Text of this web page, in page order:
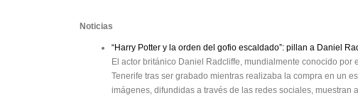
Noticias
“Harry Potter y la orden del gofio escaldado”: pillan a Daniel
El actor británico Daniel Radcliffe, mundialmente conocido
Tenerife tras ser grabado mientras realizaba la compra en un
imágenes, difundidas a través de las redes sociales,